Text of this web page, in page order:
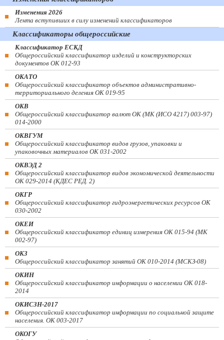
Изменения 2026
Лента вступивших в силу изменений классификаторов
Классификаторы общероссийские
Классификатор ЕСКД
Общероссийский классификатор изделий и конструкторских
документов ОК 012-93
ОКАТО
Общероссийский классификатор объектов административно-
территориального деления ОК 019-95
ОКВ
Общероссийский классификатор валют ОК (МК (ИСО 4217) 003-97)
014-2000
ОКВГУМ
Общероссийский классификатор видов грузов, упаковки и
упаковочных материалов ОК 031-2002
ОКВЭД 2
Общероссийский классификатор видов экономической деятельности
ОК 029-2014 (КДЕС РЕД. 2)
ОКГР
Общероссийский классификатор гидроэнергетических ресурсов ОК
030-2002
ОКЕИ
Общероссийский классификатор единиц измерения ОК 015-94 (МК
002-97)
ОКЗ
Общероссийский классификатор занятий ОК 010-2014 (МСКЗ-08)
ОКИН
Общероссийский классификатор информации о населении ОК 018-
2014
ОКИСЗН-2017
Общероссийский классификатор информации по социальной защите
населения. ОК 003-2017
ОКОГУ